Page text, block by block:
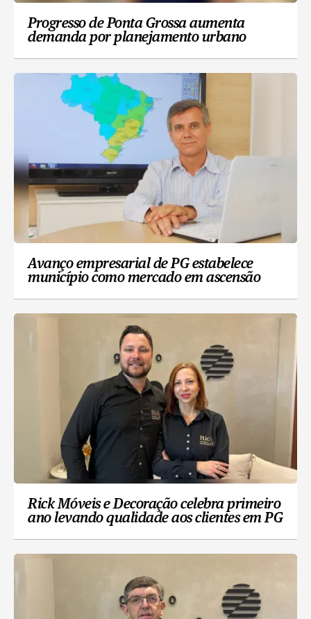
Progresso de Ponta Grossa aumenta
demanda por planejamento urbano
Avanço empresarial de PG estabelece
município como mercado em ascensão
Rick Móveis e Decoração celebra primeiro
ano levando qualidade aos clientes em PG